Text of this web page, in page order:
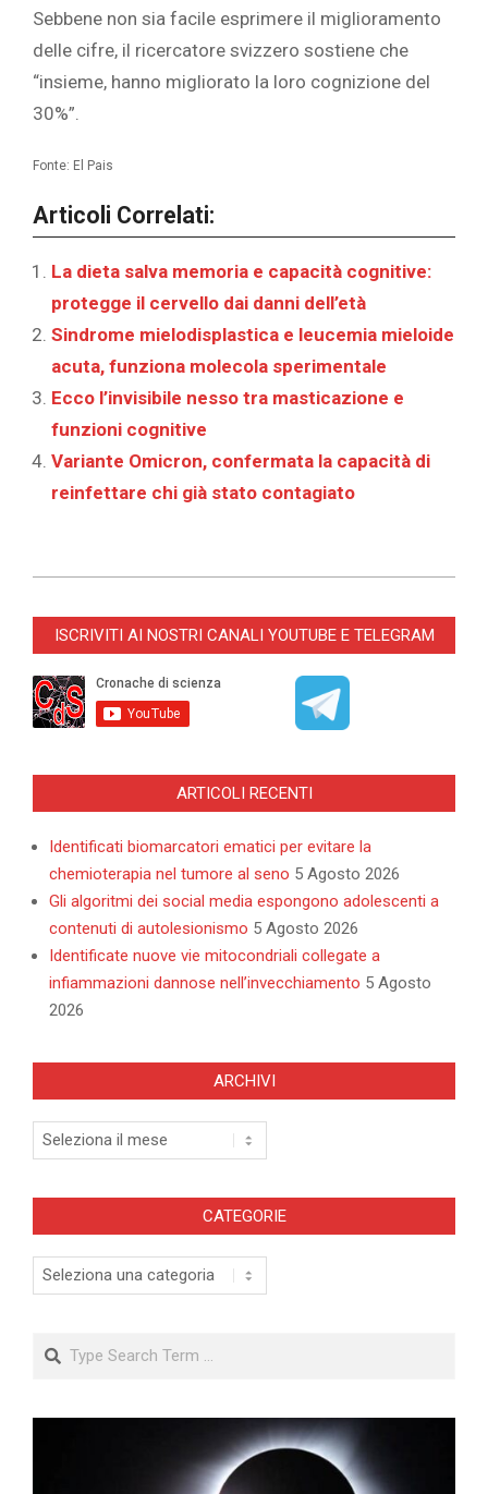
Sebbene non sia facile esprimere il miglioramento
delle cifre, il ricercatore svizzero sostiene che
“insieme, hanno migliorato la loro cognizione del
30%”.
Fonte: El Pais
Articoli Correlati:
La dieta salva memoria e capacità cognitive:
protegge il cervello dai danni dell’età
Sindrome mielodisplastica e leucemia mieloide
acuta, funziona molecola sperimentale
Ecco l’invisibile nesso tra masticazione e
funzioni cognitive
Variante Omicron, confermata la capacità di
reinfettare chi già stato contagiato
09-
ISCRIVITI AI NOSTRI CANALI YOUTUBE E TELEGRAM
ARTICOLI RECENTI
Identificati biomarcatori ematici per evitare la
chemioterapia nel tumore al seno 5 Agosto 2026
Gli algoritmi dei social media espongono adolescenti a
contenuti di autolesionismo 5 Agosto 2026
Identificate nuove vie mitocondriali collegate a
infiammazioni dannose nell’invecchiamento 5 Agosto
2026
ARCHIVI
Archivi
CATEGORIE
Categorie
Search